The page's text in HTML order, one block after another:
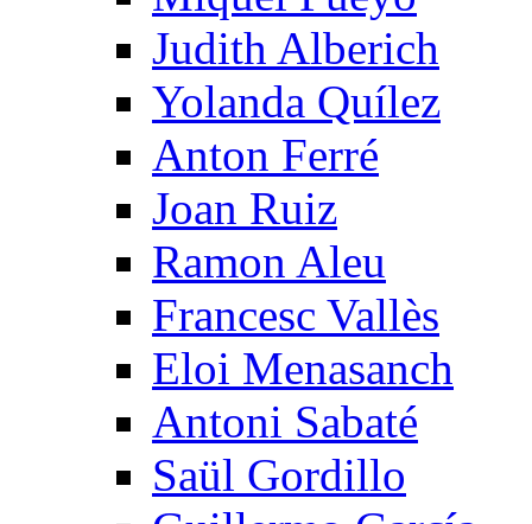
Judith Alberich
Yolanda Quílez
Anton Ferré
Joan Ruiz
Ramon Aleu
Francesc Vallès
Eloi Menasanch
Antoni Sabaté
Saül Gordillo